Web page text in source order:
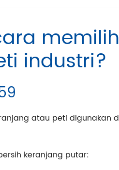
industri?
atau peti digunakan
keranjang putar: